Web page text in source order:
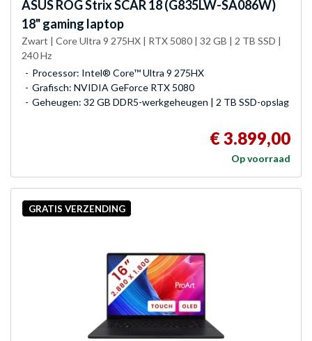
ASUS ROG Strix SCAR 18 (G835LW-SA086W)
18" gaming laptop
Zwart | Core Ultra 9 275HX | RTX 5080 | 32 GB | 2 TB SSD |
240 Hz
Processor: Intel® Core™ Ultra 9 275HX
Grafisch: NVIDIA GeForce RTX 5080
Geheugen: 32 GB DDR5-werkgeheugen | 2 TB SSD-opslag
€ 3.899,00
Op voorraad
GRATIS VERZENDING